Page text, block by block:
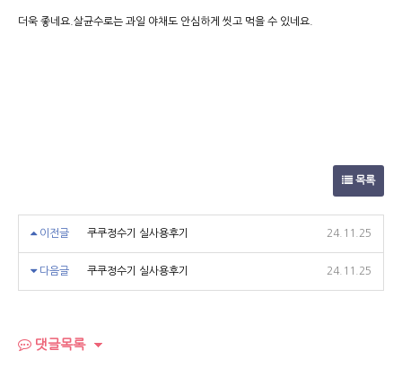
더욱 좋네요.살균수로는 과일 야채도 안심하게 씻고 먹을 수 있네요.
목록
이전글 쿠쿠정수기 실사용후기 24.11.25
다음글 쿠쿠정수기 실사용후기 24.11.25
댓글목록